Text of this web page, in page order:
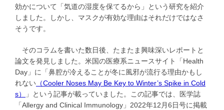
効かについて「気道の湿度を保てるから」という研究を紹介
しました。しかし、マスクが有効な理由はそれだけではなさ
そうです。
そのコラムを書いた数日後、たまたま興味深いレポートと
論文を発見しました。米国の医療系ニュースサイト「Health
Day」に「鼻腔が冷えることが冬に風邪が流行る理由かもし
れない （Cooler Noses May Be Key to Winter’s Spike in Cold
s）
」という記事が載っていました。この記事では、医学誌
「Allergy and Clinical Immunology」2022年12月6日号に掲載